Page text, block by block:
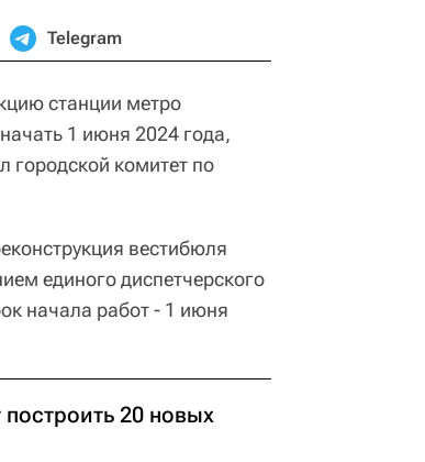
Telegram
станции метро
1 июня 2024 года,
городской комитет по
вестибюля
единого диспетчерского
начала работ - 1 июня
построить 20 новых